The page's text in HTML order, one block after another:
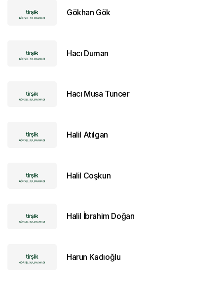
Gökhan Gök
Hacı Duman
Hacı Musa Tuncer
Halil Atılgan
Halil Coşkun
Halil İbrahim Doğan
Harun Kadıoğlu